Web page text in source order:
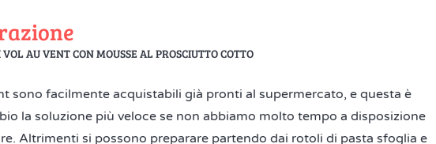
AU VENT CON MOUSSE AL PROSCIUTTO COTTO
sono facilmente acquistabili già pronti al supermercato, e questa è
la soluzione più veloce se non abbiamo molto tempo a disposizione
Altrimenti si possono preparare partendo dai rotoli di pasta sfoglia e